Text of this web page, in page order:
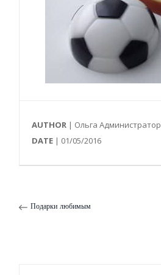
AUTHOR | Ольга Администратор
DATE | 01/05/2016
Подарки любимым